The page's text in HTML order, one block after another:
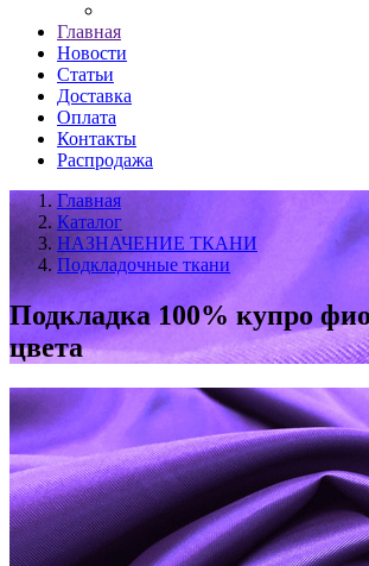
Главная
Новости
Статьи
Доставка
Оплата
Контакты
Распродажа
Главная
Каталог
НАЗНАЧЕНИЕ ТКАНИ
Подкладочные ткани
Подкладка 100% купро
цвета